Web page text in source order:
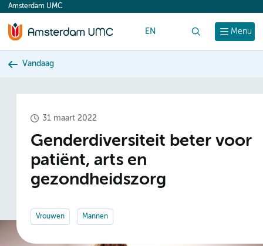
content
Menu
Amsterdam UMC
EN
Vandaag
31 maart 2022
Genderdiversiteit beter voor
patiënt, arts en
gezondheidszorg
Vrouwen Mannen